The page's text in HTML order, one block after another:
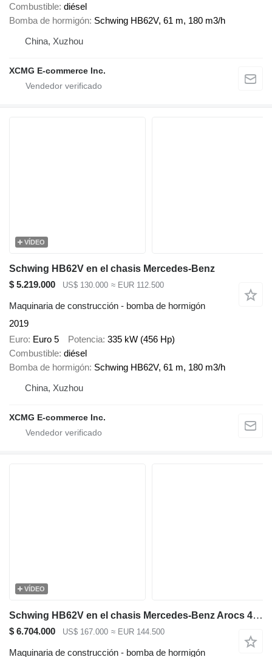
Combustible diésel
Bomba de hormigón Schwing HB62V, 61 m, 180 m3/h
China, Xuzhou
XCMG E-commerce Inc.
VÍDEO
Schwing HB62V en el chasis Mercedes-Benz
$ 5.219.000
US$ 130.000 ≈ EUR 112.500
Maquinaria de construcción - bomba de hormigón
2019
Euro Euro 5 Potencia 335 kW (456 Hp)
Combustible diésel
Bomba de hormigón Schwing HB62V, 61 m, 180 m3/h
China, Xuzhou
XCMG E-commerce Inc.
VÍDEO
Schwing HB62V en el chasis Mercedes-Benz Arocs 4146
$ 6.704.000 US$ 167.000 ≈ EUR 144.500
Maquinaria de construcción - bomba de hormigón